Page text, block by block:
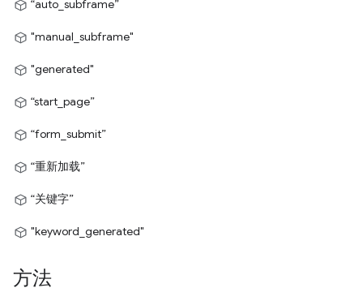
“auto_subframe”
"manual_subframe"
"generated"
“start_page”
“form_submit”
“重新加载”
“关键字”
"keyword_generated"
方法